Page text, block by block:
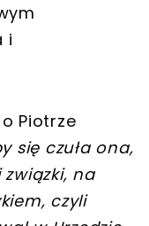
i
Piotrze
się czuła ona,
na
czyli